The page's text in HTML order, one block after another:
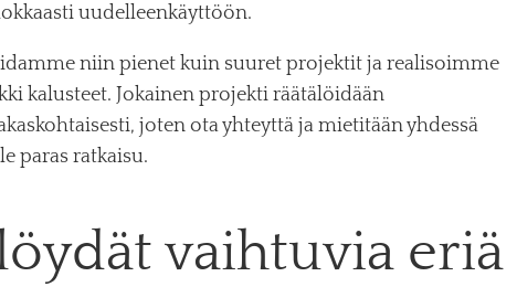
uudelleenkäyttöön.
niin pienet kuin suuret projektit ja realisoimme
kalusteet. Jokainen projekti räätälöidään
joten ota yhteyttä ja mietitään yhdessä
paras ratkaisu.
vaihtuvia eriä